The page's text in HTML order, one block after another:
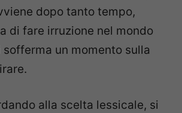
dopo tanto tempo,
di fare irruzione nel mondo
un momento sulla
alla scelta lessicale, si